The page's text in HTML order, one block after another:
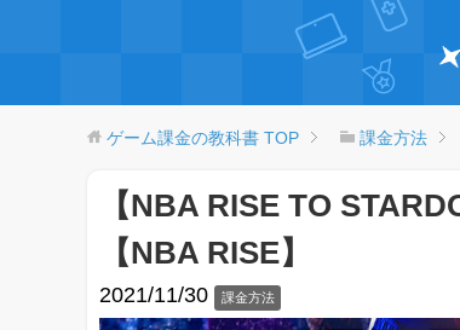
ゲーム課金の教科書 TOP 課金方法
【NBA RISE TO
【NBA RISE】
2021/11/30 課金方法